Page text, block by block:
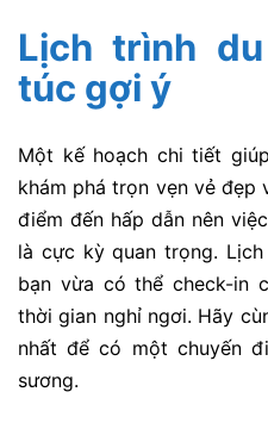
Lịch trình
túc gợi ý
Một kế hoạch chi tiết
khám phá trọn vẹn vẻ đẹp
điểm đến hấp dẫn nên
là cực kỳ quan trọng.
bạn vừa có thể check-in
thời gian nghỉ ngơi. Hãy
nhất để có một chuyến
sương.